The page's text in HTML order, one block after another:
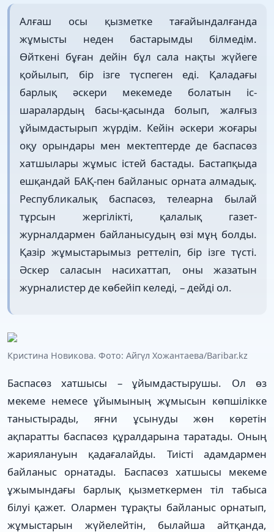
Алғаш осы қызметке тағайындалғанда
жұмысты неден бастарымды білмедім.
Өйткені бұған дейін бұл сала нақты жүйеге
қойылып, бір ізге түспеген еді. Қаладағы
барлық әскери мекемеде болатын іс-
шаралардың басы-қасында болып, жалғыз
ұйымдастырып жүрдім. Кейін әскери жоғары
оқу орындары мен мектептерде де баспасөз
хатшылары жұмыс істей бастады. Бастапқыда
ешқандай БАҚ-пен байланыс орната алмадық.
Республикалық баспасөз, телеарна былай
тұрсын жергілікті, қалалық газет-
журналдармен байланысудың өзі мұң болды.
Қазір жұмыстарымыз реттеліп, бір ізге түсті.
Әскер саласын насихаттап, оны жазатын
журналистер де көбейіп келеді, – дейді ол.
Кристина Новикова. Фото: Айгүл Хожантаева/Baribar.kz
Баспасөз хатшысы – ұйымдастырушы. Ол өз
мекеме немесе ұйымының жұмысын көпшілікке
таныстырады, яғни ұсынуды жөн көретін
ақпаратты баспасөз құралдарына таратады. Оның
жариялануын қадағалайды. Тиісті адамдармен
байланыс орнатады. Баспасөз хатшысы мекеме
ұжымындағы барлық қызметкермен тіл табыса
білуі қажет. Олармен тұрақты байланыс орнатып,
жұмыстарын жүйелейтін, былайша айтқанда,